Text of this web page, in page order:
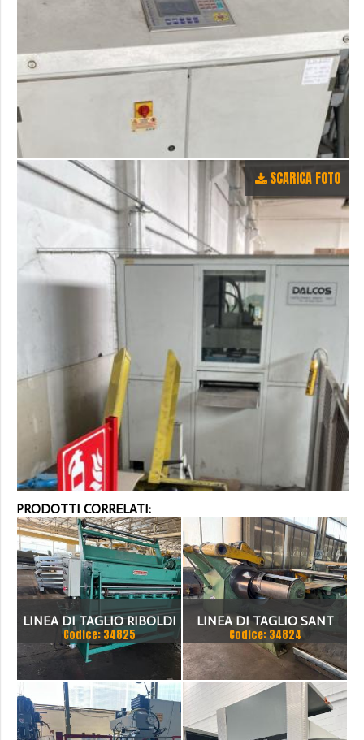
SCARICA FOTO
PRODOTTI CORRELATI:
LINEA DI TAGLIO RIBOLDI
1500 X 2MM
Codice: 34825
LINEA DI TAGLIO SANT
1500 X 3 MM
Codice: 34824